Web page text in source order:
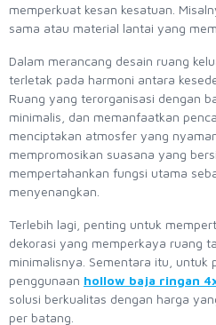
memperkuat kesan kesatuan.
sama atau material lantai yang
Dalam merancang desain ruang
terletak pada harmoni antara
Ruang yang terorganisasi dengan
minimalis, dan memanfaatkan
menciptakan atmosfer yang
mempromosikan suasana yang
mempertahankan fungsi utama
menyenangkan.
Terlebih lagi, penting untuk
dekorasi yang memperkaya ruang
minimalisnya. Sementara itu, untuk
penggunaan hollow baja ringan
solusi berkualitas dengan harga
per batang.